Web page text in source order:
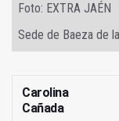
Foto: EXTRA JAÉN
Sede de Baeza de
Carolina
Cañada